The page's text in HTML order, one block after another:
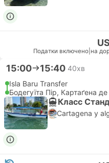
Податки включено на
15:00 15:40 40хв
Isla Baru Transfer
Бодегуїта Пір, Картаґена де
Класс
Cartagena y